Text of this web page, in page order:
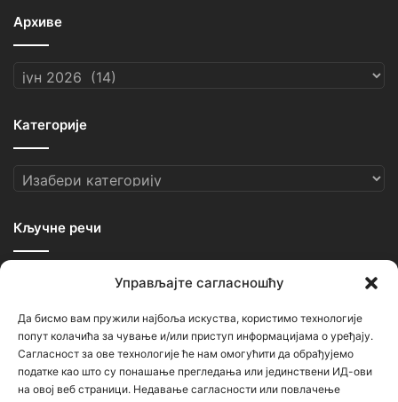
Управљајте сагласношћу
Да бисмо вам пружили најбоља искуства, користимо технологије
попут колачића за чување и/или приступ информацијама о уређају.
Сагласност за ове технологије ће нам омогућити да обрађујемо
податке као што су понашање прегледања или јединствени ИД-ови
на овој веб страници. Недавање сагласности или повлачење
Архиве
Архиве
Категорије
Категорије
Кључне речи
Васкрс Гаврило Принцип
Горан Киковић Историја
ОШ Бубањски хероји Руси Русија Свети Сава
Срби Србија Усташе Хрвати Црна Гора